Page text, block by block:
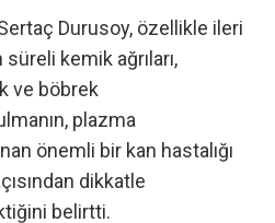
Durusoy, özellikle ileri
kemik ağrıları,
ve böbrek
plazma
önemli bir kan hastalığı
dikkatle
belirtti.